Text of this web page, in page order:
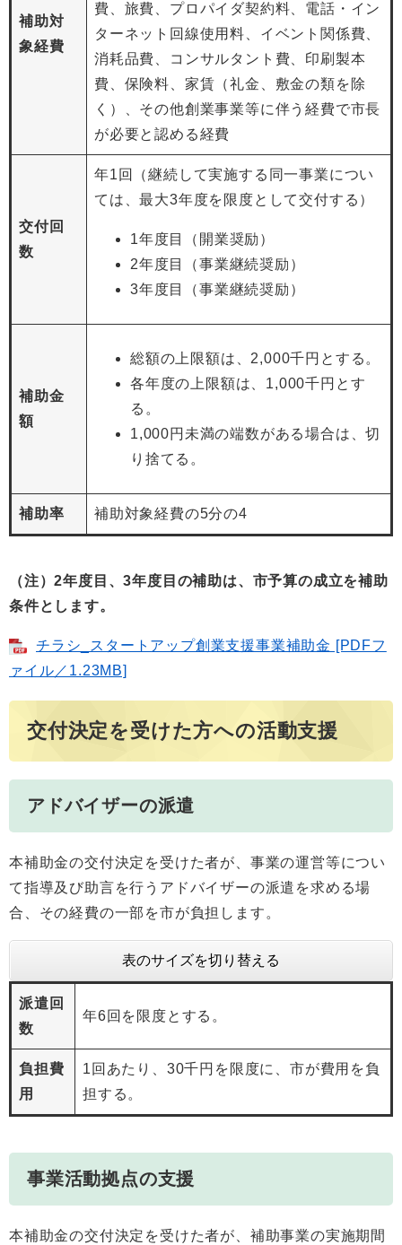
補助対
象経費
費、旅費、プロパイダ契約料、電話・イン
ターネット回線使用料、イベント関係費、
消耗品費、コンサルタント費、印刷製本
費、保険料、家賃（礼金、敷金の類を除
く）、その他創業事業等に伴う経費で市長
が必要と認める経費
交付回
数
年1回（継続して実施する同一事業につい
ては、最大3年度を限度として交付する）
1年度目（開業奨励）
2年度目（事業継続奨励）
3年度目（事業継続奨励）
補助金
額
総額の上限額は、2,000千円とする。
各年度の上限額は、1,000千円とす
る。
1,000円未満の端数がある場合は、切
り捨てる。
補助率 補助対象経費の5分の4
（注）2年度目、3年度目の補助は、市予算の成立を補助
条件とします。
チラシ_スタートアップ創業支援事業補助金 [PDFフ
ァイル／1.23MB]
交付決定を受けた方への活動支援
アドバイザーの派遣
本補助金の交付決定を受けた者が、事業の運営等につい
て指導及び助言を行うアドバイザーの派遣を求める場
合、その経費の一部を市が負担します。
表のサイズを切り替える
派遣回
数
年6回を限度とする。
負担費
用
1回あたり、30千円を限度に、市が費用を負
担する。
事業活動拠点の支援
本補助金の交付決定を受けた者が、補助事業の実施期間